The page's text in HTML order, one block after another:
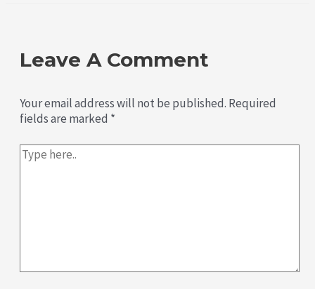
Leave A Comment
Your email address will not be published. Required
fields are marked *